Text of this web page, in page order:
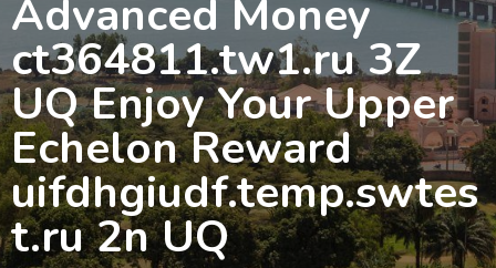
Advanced Money
ct364811.tw1.ru 3Z
UQ Enjoy Your Upper
Echelon Reward
uifdhgiudf.temp.swtes
t.ru 2n UQ